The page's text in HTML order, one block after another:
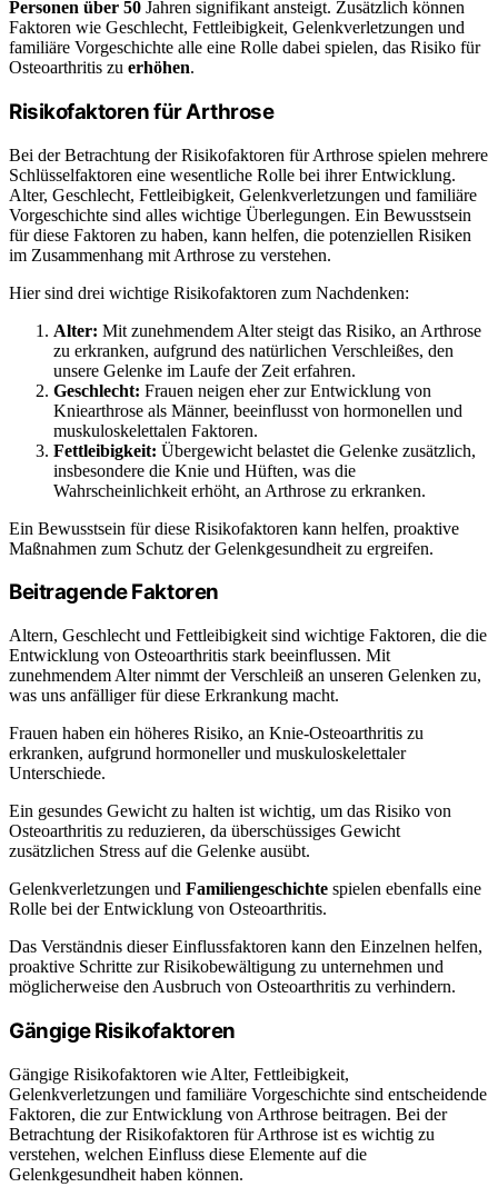
Personen über 50 Jahren signifikant ansteigt. Zusätzlich können
Faktoren wie Geschlecht, Fettleibigkeit, Gelenkverletzungen und
familiäre Vorgeschichte alle eine Rolle dabei spielen, das Risiko für
Osteoarthritis zu erhöhen.
Risikofaktoren für Arthrose
Bei der Betrachtung der Risikofaktoren für Arthrose spielen mehrere
Schlüsselfaktoren eine wesentliche Rolle bei ihrer Entwicklung.
Alter, Geschlecht, Fettleibigkeit, Gelenkverletzungen und familiäre
Vorgeschichte sind alles wichtige Überlegungen. Ein Bewusstsein
für diese Faktoren zu haben, kann helfen, die potenziellen Risiken
im Zusammenhang mit Arthrose zu verstehen.
Hier sind drei wichtige Risikofaktoren zum Nachdenken:
Alter: Mit zunehmendem Alter steigt das Risiko, an Arthrose
zu erkranken, aufgrund des natürlichen Verschleißes, den
unsere Gelenke im Laufe der Zeit erfahren.
Geschlecht: Frauen neigen eher zur Entwicklung von
Kniearthrose als Männer, beeinflusst von hormonellen und
muskuloskelettalen Faktoren.
Fettleibigkeit: Übergewicht belastet die Gelenke zusätzlich,
insbesondere die Knie und Hüften, was die
Wahrscheinlichkeit erhöht, an Arthrose zu erkranken.
Ein Bewusstsein für diese Risikofaktoren kann helfen, proaktive
Maßnahmen zum Schutz der Gelenkgesundheit zu ergreifen.
Beitragende Faktoren
Altern, Geschlecht und Fettleibigkeit sind wichtige Faktoren, die die
Entwicklung von Osteoarthritis stark beeinflussen. Mit
zunehmendem Alter nimmt der Verschleiß an unseren Gelenken zu,
was uns anfälliger für diese Erkrankung macht.
Frauen haben ein höheres Risiko, an Knie-Osteoarthritis zu
erkranken, aufgrund hormoneller und muskuloskelettaler
Unterschiede.
Ein gesundes Gewicht zu halten ist wichtig, um das Risiko von
Osteoarthritis zu reduzieren, da überschüssiges Gewicht
zusätzlichen Stress auf die Gelenke ausübt.
Gelenkverletzungen und Familiengeschichte spielen ebenfalls eine
Rolle bei der Entwicklung von Osteoarthritis.
Das Verständnis dieser Einflussfaktoren kann den Einzelnen helfen,
proaktive Schritte zur Risikobewältigung zu unternehmen und
möglicherweise den Ausbruch von Osteoarthritis zu verhindern.
Gängige Risikofaktoren
Gängige Risikofaktoren wie Alter, Fettleibigkeit,
Gelenkverletzungen und familiäre Vorgeschichte sind entscheidende
Faktoren, die zur Entwicklung von Arthrose beitragen. Bei der
Betrachtung der Risikofaktoren für Arthrose ist es wichtig zu
verstehen, welchen Einfluss diese Elemente auf die
Gelenkgesundheit haben können.